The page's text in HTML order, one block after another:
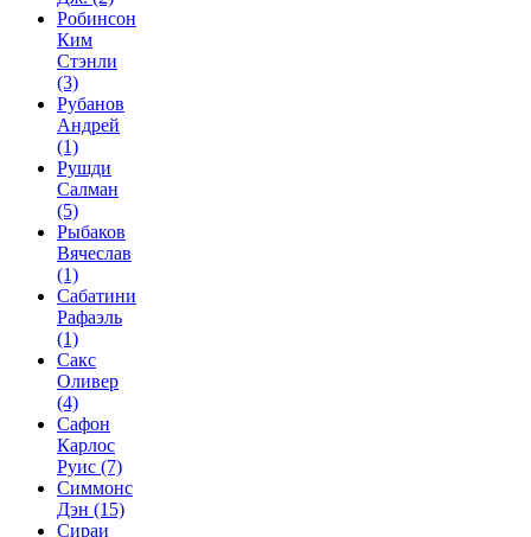
Робинсон
Ким
Стэнли
(3)
Рубанов
Андрей
(1)
Рушди
Салман
(5)
Рыбаков
Вячеслав
(1)
Сабатини
Рафаэль
(1)
Сакс
Оливер
(4)
Сафон
Карлос
Руис (7)
Симмонс
Дэн (15)
Сираи